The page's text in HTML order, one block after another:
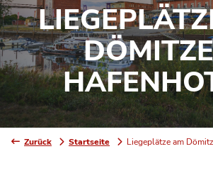
Zurück Startseite Liegeplätze am